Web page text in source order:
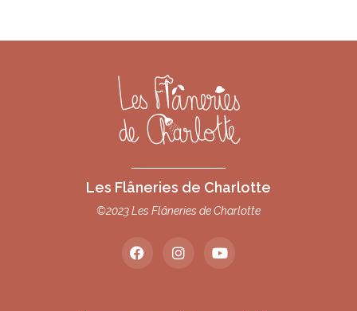
Les Flâneries de Charlotte
©2023 Les Flâneries de Charlotte